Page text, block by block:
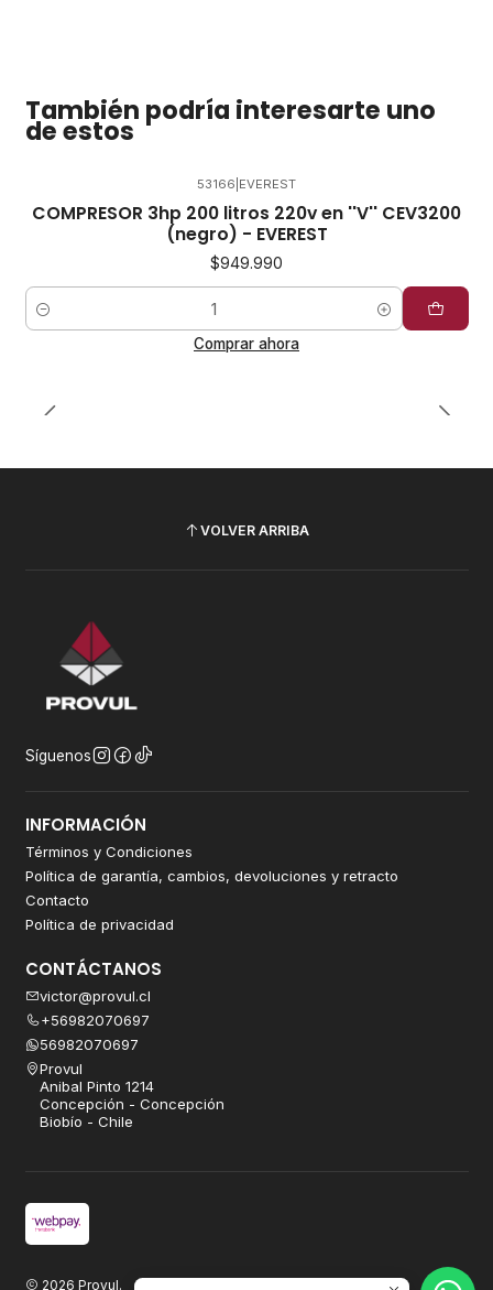
También podría interesarte uno
de estos
53166 EVEREST
COMPRESOR 3hp 200 litros 220v en ''V'' CEV3200
(negro) - EVEREST
$949.990
Cantidad
Comprar ahora
VOLVER ARRIBA
Síguenos
INFORMACIÓN
Términos y Condiciones
Política de garantía, cambios, devoluciones y retracto
Contacto
Política de privacidad
CONTÁCTANOS
victor@provul.cl
+56982070697
56982070697
Provul
Anibal Pinto 1214
Concepción - Concepción
Biobío - Chile
2026 Provul.